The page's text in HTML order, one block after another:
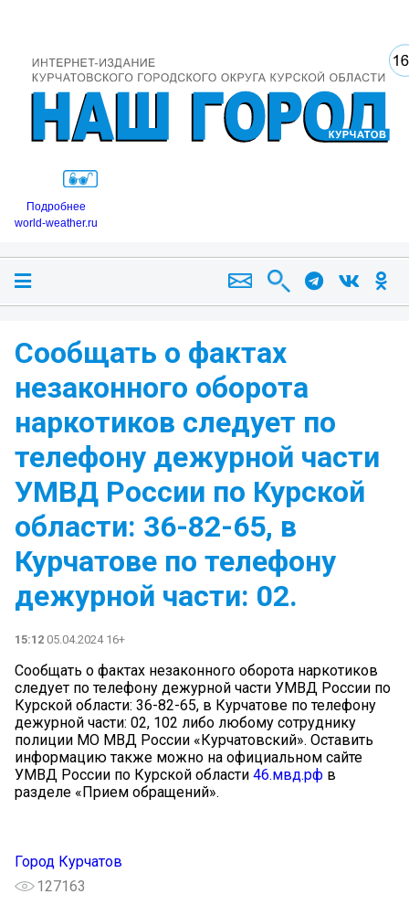
Подробнее
world-weather.ru
Сообщать о фактах
незаконного оборота
наркотиков следует по
телефону дежурной части
УМВД России по Курской
области: 36-82-65, в
Курчатове по телефону
дежурной части: 02.
15:12 05.04.2024 16+
Сообщать о фактах незаконного оборота наркотиков
следует по телефону дежурной части УМВД России по
Курской области: 36-82-65, в Курчатове по телефону
дежурной части: 02, 102 либо любому сотруднику
полиции МО МВД России «Курчатовский». Оставить
информацию также можно на официальном сайте
УМВД России по Курской области 46.мвд.рф в
разделе «Прием обращений».
Город Курчатов
127163